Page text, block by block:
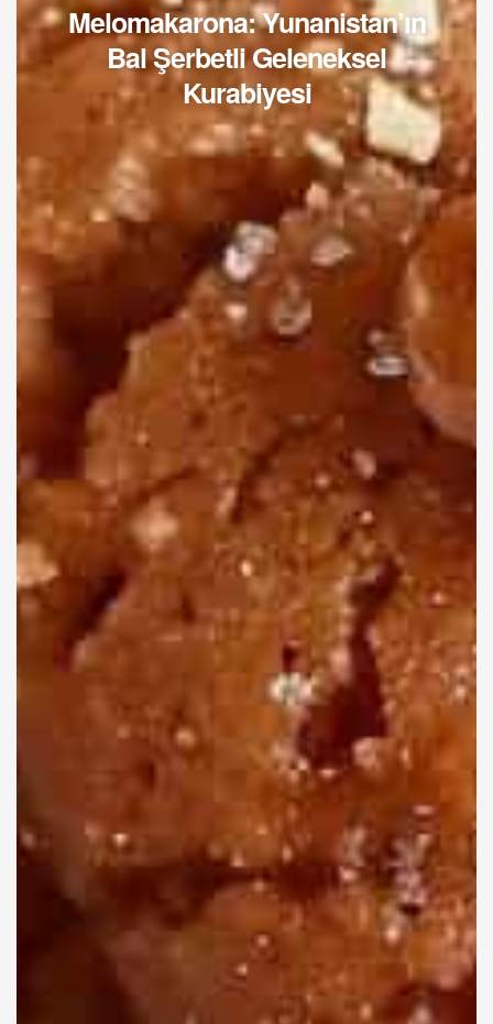
Melomakarona: Yunanistan’ın
Bal Şerbetli Geleneksel
Kurabiyesi